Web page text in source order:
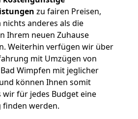
zu fairen Preisen,
anderes als die
Ihrem neuen Zuhause
Weiterhin verfügen wir über
mit Umzügen von
Wimpfen mit jeglicher
können Ihnen somit
für jedes Budget eine
finden werden.